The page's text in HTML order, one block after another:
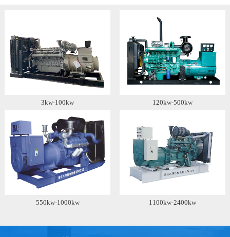
3kw-100kw 120kw-500kw
550kw-1000kw 1100kw-2400kw